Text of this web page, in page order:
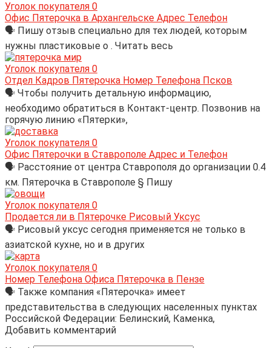
Уголок покупателя 0
Офис Пятерочка в Архангельске Адрес Телефон
🗣 Пишу отзыв специально для тех людей, которым
нужны пластиковые о . Читать весь
Уголок покупателя 0
Отдел Кадров Пятерочка Номер Телефона Псков
🗣 Чтобы получить детальную информацию,
необходимо обратиться в Контакт-центр. Позвонив на
горячую линию «Пятерки»,
Уголок покупателя 0
Офис Пятерочки в Ставрополе Адрес и Телефон
🗣 Расстояние от центра Ставрополя до организации 0.4
км. Пятерочка в Ставрополе § Пишу
Уголок покупателя 0
Продается ли в Пятерочке Рисовый Уксус
🗣 Рисовый уксус сегодня применяется не только в
азиатской кухне, но и в других
Уголок покупателя 0
Номер Телефона Офиса Пятерочка в Пензе
🗣 Также компания «Пятерочка» имеет
представительства в следующих населенных пунктах
Российской Федерации: Белинский, Каменка,
Добавить комментарий